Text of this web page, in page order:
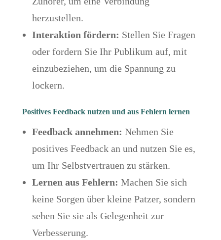
herzustellen.
Interaktion fördern: Stellen Sie Fragen
oder fordern Sie Ihr Publikum auf, mit
einzubeziehen, um die Spannung zu
lockern.
Positives Feedback nutzen und aus Fehlern lernen
Feedback annehmen: Nehmen Sie
positives Feedback an und nutzen Sie es,
um Ihr Selbstvertrauen zu stärken.
Lernen aus Fehlern: Machen Sie sich
keine Sorgen über kleine Patzer, sondern
sehen Sie sie als Gelegenheit zur
Verbesserung.